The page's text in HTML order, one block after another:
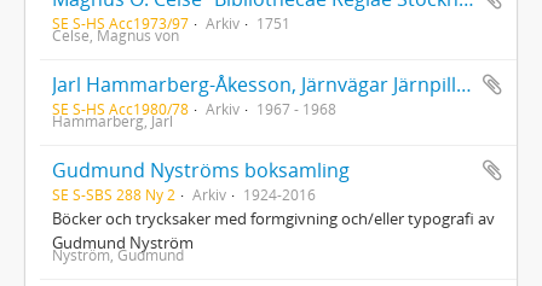
SE S-HS Acc1973/97 Arkiv 1751
Celse, Magnus von
Jarl Hammarberg-Åkesson, Järnvägar Järnpiller Järnplåtar (1968). Med handskrivet brev från författaren till "Käre läsare" daterat november 1967
SE S-HS Acc1980/78 Arkiv 1967 - 1968
Hammarberg, Jarl
Gudmund Nyströms boksamling
SE S-SBS 288 Ny 2 Arkiv 1924-2016
Böcker och trycksaker med formgivning och/eller typografi av
Gudmund Nyström
Nyström, Gudmund